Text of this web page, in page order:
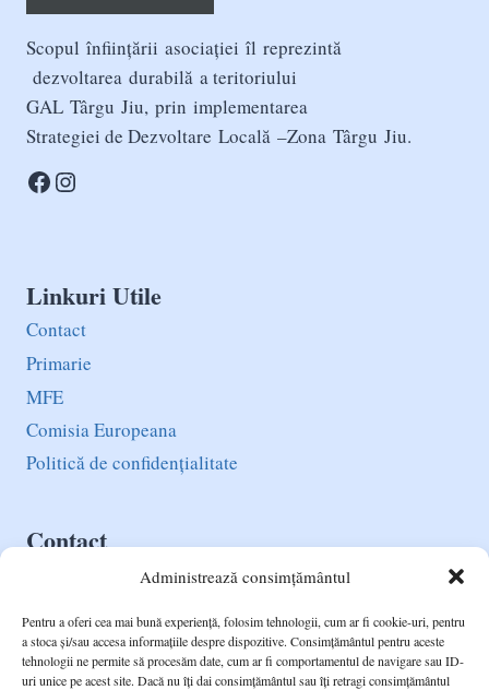
Administrează consimțământul
Pentru a oferi cea mai bună experiență, folosim tehnologii, cum ar fi cookie-uri, pentru
a stoca și/sau accesa informațiile despre dispozitive. Consimțământul pentru aceste
tehnologii ne permite să procesăm date, cum ar fi comportamentul de navigare sau ID-
uri unice pe acest site. Dacă nu îți dai consimțământul sau îți retragi consimțământul
Scopul înființării asociației îl reprezintă
dezvoltarea durabilă a teritoriului
GAL Târgu Jiu, prin implementarea
Strategiei de Dezvoltare Locală –Zona Târgu Jiu.
Facebook
Instagram
Linkuri Utile
Contact
Primarie
MFE
Comisia Europeana
Politică de confidențialitate
Contact
+40 723 615 162
Luni - Vineri: 10:00 - 18:00